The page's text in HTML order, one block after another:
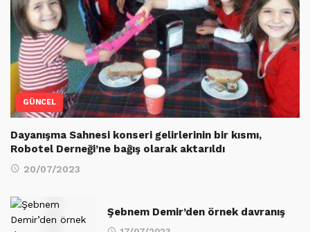
GÜNCEL
Dayanışma Sahnesi konseri gelirlerinin bir kısmı,
Robotel Derneği’ne bağış olarak aktarıldı
20/07/2023
Şebnem Demir’den örnek davranış